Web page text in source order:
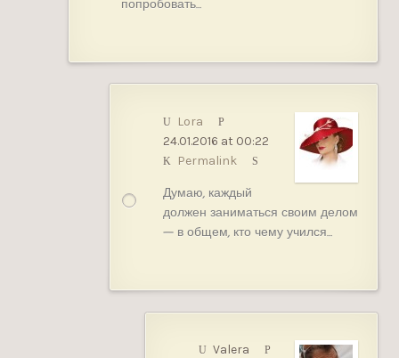
попробовать…
Lora
24.01.2016 at 00:22
Permalink
Думаю, каждый
должен заниматься своим делом
— в общем, кто чему учился…
Valera